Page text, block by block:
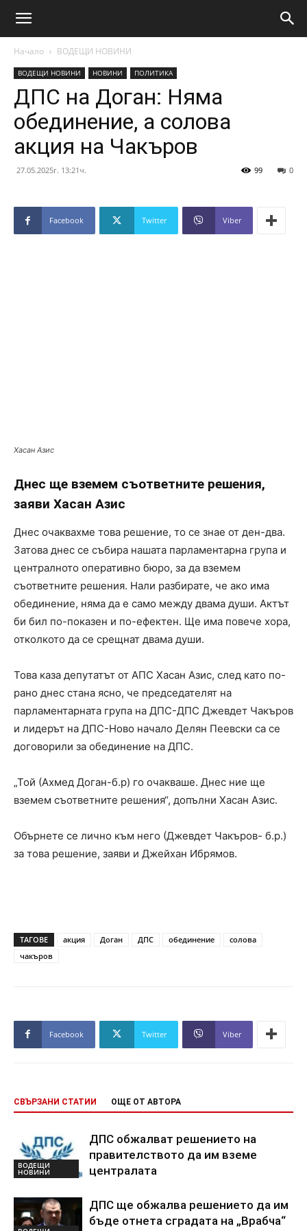
Начало ВОДЕЩИ НОВИНИ
ВОДЕЩИ НОВИНИ НОВИНИ ПОЛИТИКА
ДПС на Доган: Няма
обединение, а солова
акция на Чакъров
27.05.2025г. 13:21ч. 0
99
Facebook Twitter Viber
Хасан Азис
Днес ще вземем съответните решения,
заяви Хасан Азис
Днес очаквахме това решение, то се знае от ден-два.
Затова днес се събира нашата парламентарна група и
централното оперативно бюро, за да вземем
съответните решения. Нали разбирате, че ако има
обединение, няма да е само между двама души. Актът
би бил по-показен и по-ефектен. Ще има повече хора,
отколкото да се срещнат двама души.
Това каза депутатът от АПС Хасан Азис, след като по-
рано днес стана ясно, че председателят на
парламентарната група на ДПС-ДПС Джевдет Чакъров
и лидерът на ДПС-Ново начало Делян Пеевски са се
договорили за обединение на ДПС.
„Той (Ахмед Доган-б.р) го очакваше. Днес ние ще
вземем съответните решения“, допълни Хасан Азис.
Обърнете се лично към него (Джевдет Чакъров- б.р.)
за това решение, заяви и Джейхан Ибрямов.
ТАГОВЕ акция Доган ДПС обединение
солова
чакъров
Facebook Twitter Viber
СВЪРЗАНИ СТАТИИ ОЩЕ ОТ АВТОРА
ВОДЕЩИ
НОВИНИ
ДПС обжалват решението на
правителството да им вземе
централата
ДПС ще обжалва решението да им
бъде отнета сградата на „Врабча“